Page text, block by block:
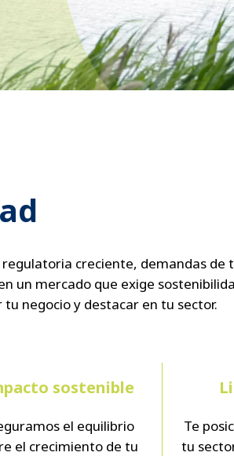
creciente, demandas
un mercado que exige
negocio y destacar en tu sector.
sostenible
el equilibrio
el crecimiento de tu
Te
tu